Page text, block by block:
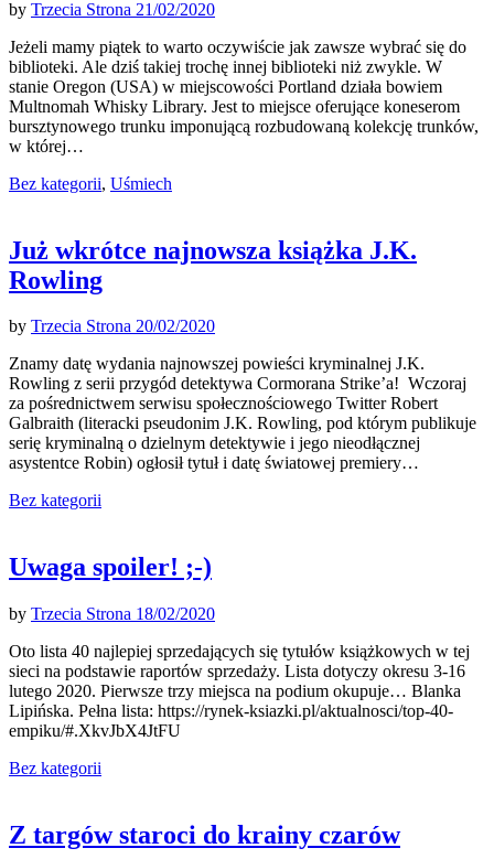
by Trzecia Strona 21/02/2020
Jeżeli mamy piątek to warto oczywiście jak zawsze wybrać się do
biblioteki. Ale dziś takiej trochę innej biblioteki niż zwykle. W
stanie Oregon (USA) w miejscowości Portland działa bowiem
Multnomah Whisky Library. Jest to miejsce oferujące koneserom
bursztynowego trunku imponującą rozbudowaną kolekcję trunków,
w której…
Bez kategorii, Uśmiech
Już wkrótce najnowsza książka J.K.
Rowling
by Trzecia Strona 20/02/2020
Znamy datę wydania najnowszej powieści kryminalnej J.K.
Rowling z serii przygód detektywa Cormorana Strike’a! Wczoraj
za pośrednictwem serwisu społecznościowego Twitter Robert
Galbraith (literacki pseudonim J.K. Rowling, pod którym publikuje
serię kryminalną o dzielnym detektywie i jego nieodłącznej
asystentce Robin) ogłosił tytuł i datę światowej premiery…
Bez kategorii
Uwaga spoiler! ;-)
by Trzecia Strona 18/02/2020
Oto lista 40 najlepiej sprzedających się tytułów książkowych w tej
sieci na podstawie raportów sprzedaży. Lista dotyczy okresu 3-16
lutego 2020. Pierwsze trzy miejsca na podium okupuje… Blanka
Lipińska. Pełna lista: https://rynek-ksiazki.pl/aktualnosci/top-40-
empiku/#.XkvJbX4JtFU
Bez kategorii
Z targów staroci do krainy czarów